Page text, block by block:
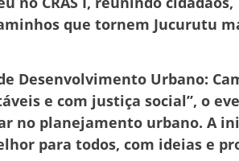
que tornem Jucurutu
Desenvolvimento Urbano:
e com justiça social”, o
no planejamento urbano. A
para todos, com ideias e